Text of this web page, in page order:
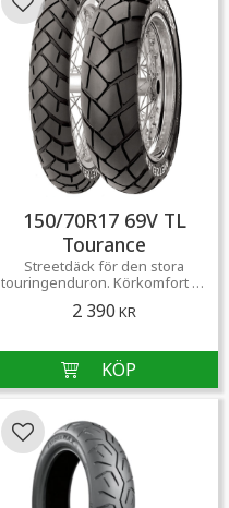
150/70R17 69V TL
Tourance
Streetdäck för den stora
touringenduron. Körkomfort av
2 390 KR
Lägg till i favoriter
Lägg till i favoriter